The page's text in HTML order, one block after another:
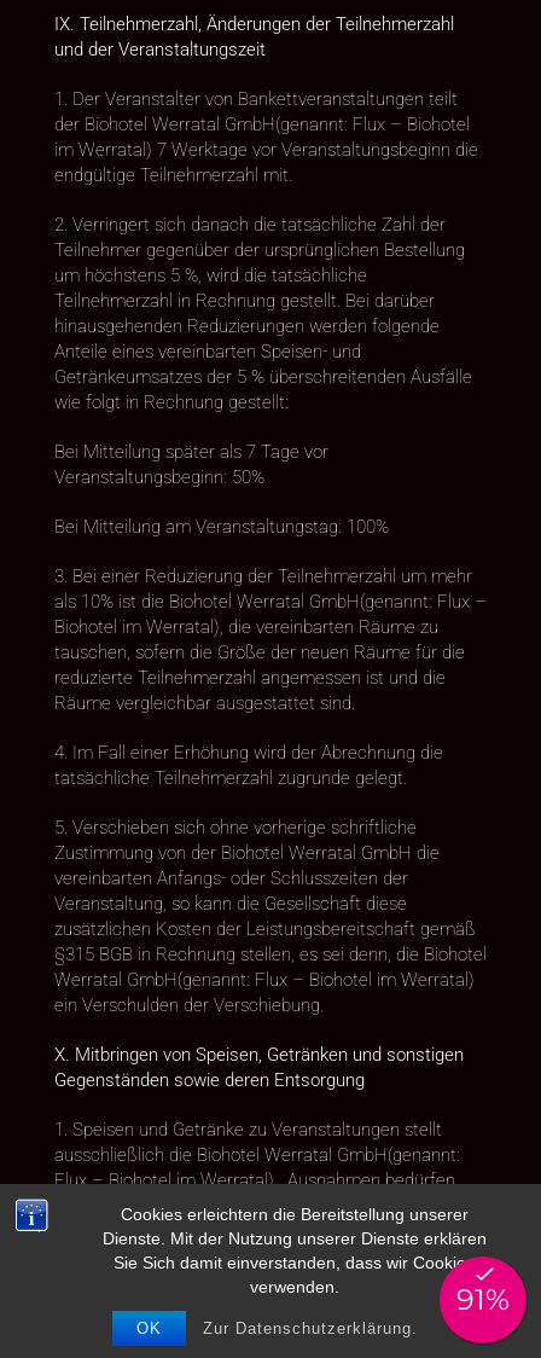
Cookies erleichtern die Bereitstellung unserer
Dienste. Mit der Nutzung unserer Dienste erklären
Sie Sich damit einverstanden, dass wir Cookies
verwenden.
OK Zur Datenschutzerklärung.
IX. Teilnehmerzahl, Änderungen der Teilnehmerzahl
und der Veranstaltungszeit
1. Der Veranstalter von Bankettveranstaltungen teilt
der Biohotel Werratal GmbH(genannt: Flux – Biohotel
im Werratal) 7 Werktage vor Veranstaltungsbeginn die
endgültige Teilnehmerzahl mit.
2. Verringert sich danach die tatsächliche Zahl der
Teilnehmer gegenüber der ursprünglichen Bestellung
um höchstens 5 %, wird die tatsächliche
Teilnehmerzahl in Rechnung gestellt. Bei darüber
hinausgehenden Reduzierungen werden folgende
Anteile eines vereinbarten Speisen- und
Getränkeumsatzes der 5 % überschreitenden Ausfälle
wie folgt in Rechnung gestellt:
Bei Mitteilung später als 7 Tage vor
Veranstaltungsbeginn: 50%
Bei Mitteilung am Veranstaltungstag: 100%
3. Bei einer Reduzierung der Teilnehmerzahl um mehr
als 10% ist die Biohotel Werratal GmbH(genannt: Flux –
Biohotel im Werratal), die vereinbarten Räume zu
tauschen, sofern die Größe der neuen Räume für die
reduzierte Teilnehmerzahl angemessen ist und die
Räume vergleichbar ausgestattet sind.
4. Im Fall einer Erhöhung wird der Abrechnung die
tatsächliche Teilnehmerzahl zugrunde gelegt.
5. Verschieben sich ohne vorherige schriftliche
Zustimmung von der Biohotel Werratal GmbH die
vereinbarten Anfangs- oder Schlusszeiten der
Veranstaltung, so kann die Gesellschaft diese
zusätzlichen Kosten der Leistungsbereitschaft gemäß
§315 BGB in Rechnung stellen, es sei denn, die Biohotel
Werratal GmbH(genannt: Flux – Biohotel im Werratal)
ein Verschulden der Verschiebung.
X. Mitbringen von Speisen, Getränken und sonstigen
Gegenständen sowie deren Entsorgung
1. Speisen und Getränke zu Veranstaltungen stellt
ausschließlich die Biohotel Werratal GmbH(genannt:
Flux – Biohotel im Werratal) . Ausnahmen bedürfen
einer schriftlichen Vereinbarung. In diesen Fällen wird
ein Betrag zur Deckung der Gemeinkosten („Korkgeld“
und/oder „Tellergeld“) berechnet. Der Veranstalter trägt
die volle Haftung für mitgebrachte Speisen und
Getränke und stellt die Biohotel Werratal
GmbH(genannt: Flux – Biohotel im Werratal)insoweit